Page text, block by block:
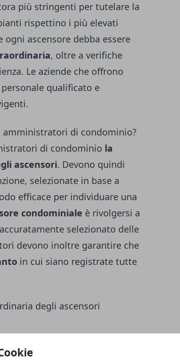
più stringenti per tutelare la
rispettino i più elevati
ascensore debba essere
, oltre a verifiche
Le aziende che offrono
qualificato e
di condominio?
di condominio la
ascensori. Devono quindi
selezionate in base a
efficace per individuare una
condominiale è rivolgersi a
selezionato delle
devono inoltre garantire che
in cui siano registrate tutte
degli ascensori
dell’ascensore, la
regolarità. Secondo la